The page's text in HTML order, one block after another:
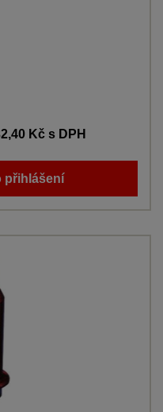
Kčs DPH
přihlášení